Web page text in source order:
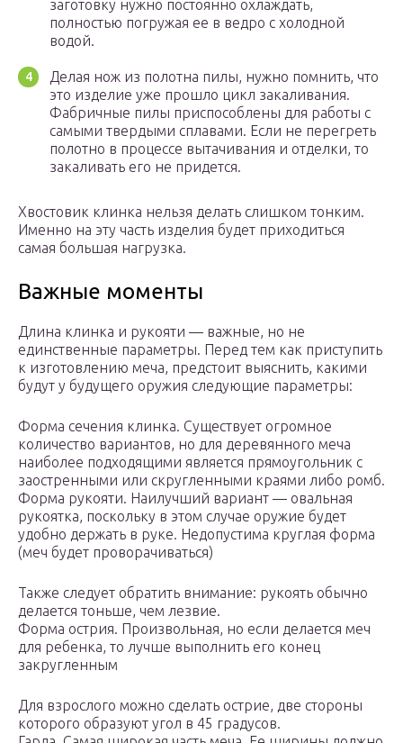
заготовку нужно постоянно охлаждать,
полностью погружая ее в ведро с холодной
водой.
Делая нож из полотна пилы, нужно помнить, что
это изделие уже прошло цикл закаливания.
Фабричные пилы приспособлены для работы с
самыми твердыми сплавами. Если не перегреть
полотно в процессе вытачивания и отделки, то
закаливать его не придется.
Хвостовик клинка нельзя делать слишком тонким.
Именно на эту часть изделия будет приходиться
самая большая нагрузка.
Важные моменты
Длина клинка и рукояти — важные, но не
единственные параметры. Перед тем как приступить
к изготовлению меча, предстоит выяснить, какими
будут у будущего оружия следующие параметры:
Форма сечения клинка. Существует огромное
количество вариантов, но для деревянного меча
наиболее подходящими является прямоугольник с
заостренными или скругленными краями либо ромб.
Форма рукояти. Наилучший вариант — овальная
рукоятка, поскольку в этом случае оружие будет
удобно держать в руке. Недопустима круглая форма
(меч будет проворачиваться)
Также следует обратить внимание: рукоять обычно
делается тоньше, чем лезвие.
Форма острия. Произвольная, но если делается меч
для ребенка, то лучше выполнить его конец
закругленным
Для взрослого можно сделать острие, две стороны
которого образуют угол в 45 градусов.